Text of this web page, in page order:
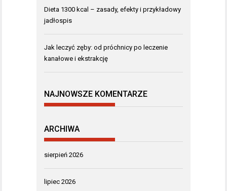
Dieta 1300 kcal – zasady, efekty i przykładowy
jadłospis
Jak leczyć zęby: od próchnicy po leczenie
kanałowe i ekstrakcję
NAJNOWSZE KOMENTARZE
ARCHIWA
sierpień 2026
lipiec 2026